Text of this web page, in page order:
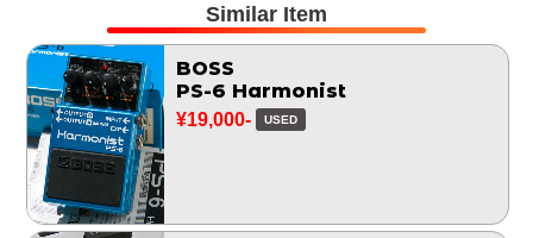
Similar Item
BOSS
PS-6 Harmonist
¥19,000- USED